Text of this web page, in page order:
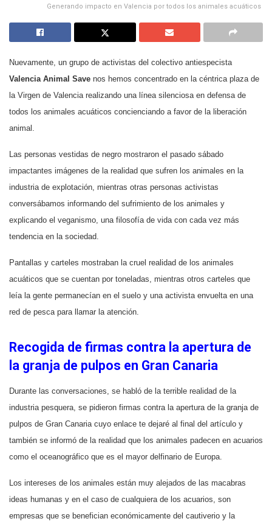
Generando impacto en Valencia por todos los animales acuáticos
Nuevamente, un grupo de activistas del colectivo antiespecista
Valencia Animal Save nos hemos concentrado en la céntrica plaza de
la Virgen de Valencia realizando una línea silenciosa en defensa de
todos los animales acuáticos concienciando a favor de la liberación
animal.
Las personas vestidas de negro mostraron el pasado sábado
impactantes imágenes de la realidad que sufren los animales en la
industria de explotación, mientras otras personas activistas
conversábamos informando del sufrimiento de los animales y
explicando el veganismo, una filosofía de vida con cada vez más
tendencia en la sociedad.
Pantallas y carteles mostraban la cruel realidad de los animales
acuáticos que se cuentan por toneladas, mientras otros carteles que
leía la gente permanecían en el suelo y una activista envuelta en una
red de pesca para llamar la atención.
Recogida de firmas contra la apertura de
la granja de pulpos en Gran Canaria
Durante las conversaciones, se habló de la terrible realidad de la
industria pesquera, se pidieron firmas contra la apertura de la granja de
pulpos de Gran Canaria cuyo enlace te dejaré al final del artículo y
también se informó de la realidad que los animales padecen en acuarios
como el oceanográfico que es el mayor delfinario de Europa.
Los intereses de los animales están muy alejados de las macabras
ideas humanas y en el caso de cualquiera de los acuarios, son
empresas que se benefician económicamente del cautiverio y la